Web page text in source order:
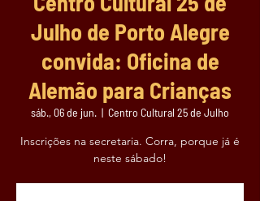
Julho de Porto Alegre
convida: Oficina de
Alemão para Crianças
sáb., 06 de jun.
  |
Centro Cultural 25 de Julho
Inscrições na secretaria. Corra, porque já é
neste sábado!